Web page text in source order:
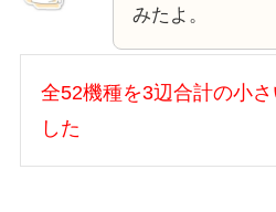
みたよ。
全52機種を3辺合計の小
した